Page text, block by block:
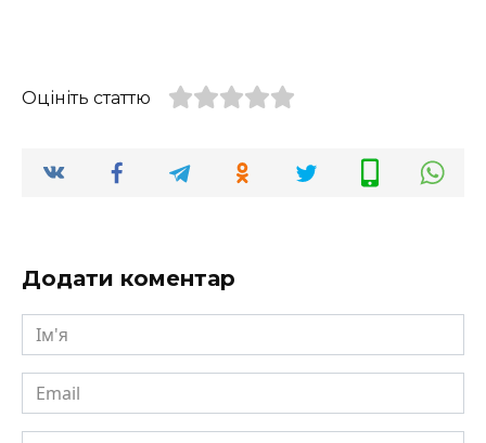
Оцініть статтю
Додати коментар
Ім'я
Email